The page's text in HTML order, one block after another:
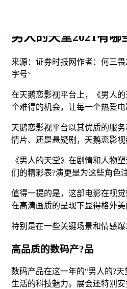
男人的天堂2021有
来源： 证券时报网作者： 何三畏
字号
在天鹅恋影视平台上，《男人
个难得的机会，让每一个热爱
天鹅恋影视平台以其优质的服
情片、还是悬疑剧，天鹅恋影
《男人的天堂》在剧情和人物
们的精彩表?演更是为这些角色
值得一提的是，这部电影在视
在高清画质的呈现下显得格外
特别是在一些关键场景和情感
高品质的数码产?品
数码产品在这一年的“男人的?
生活的科技魅力。展会还特别